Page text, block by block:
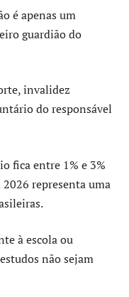
é apenas um
guardião do
invalidez
do responsável
fica entre 1% e 3%
representa uma
à escola ou
não sejam